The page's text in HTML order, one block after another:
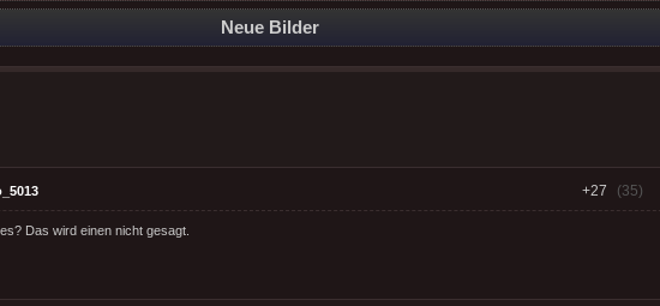
Neue Bilder
+27 (35)
Das wird einen nicht gesagt.